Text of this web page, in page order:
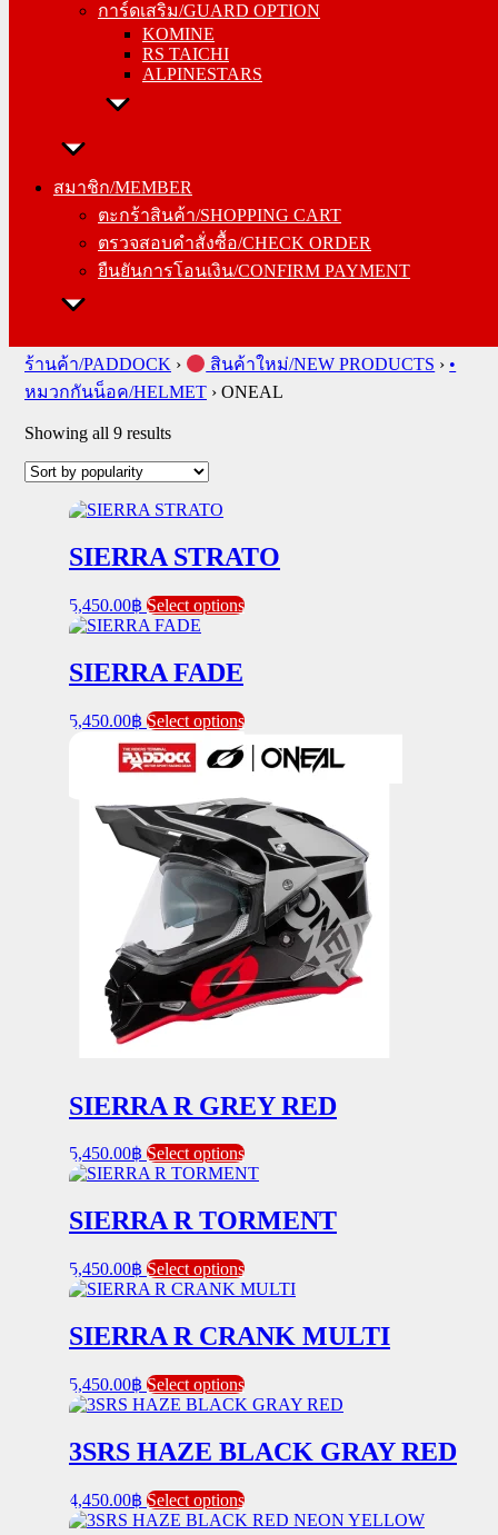
การ์ดเสริม/GUARD OPTION
KOMINE
RS TAICHI
ALPINESTARS
สมาชิก/MEMBER
ตะกร้าสินค้า/SHOPPING CART
ตรวจสอบคำสั่งซื้อ/CHECK ORDER
ยืนยันการโอนเงิน/CONFIRM PAYMENT
RS TAICHI
ALPINESTARS
สมาชิก/MEMBER
ตรวจสอบคำสั่งซื้อ/CHECK ORDER
ยืนยันการโอนเงิน/CONFIRM PAYMENT
ร้านค้า/PADDOCK › สินค้าใหม่/NEW PRODUCTS › •
หมวกกันน็อค/HELMET › ONEAL
Showing all 9 resultsSorted
popularity
SIERRA STRATO
5,450.00฿ Select optionsThis
options
may
on
the
product
page
SIERRA FADE
5,450.00฿ Select optionsThis
has
multiple
variants.
The
options
may
be
chosen
on
the
product
page
SIERRA R GREY RED
5,450.00฿ Select optionsThis
product
multiple
variants.
options
may
chosen
on
product
page
SIERRA R TORMENT
5,450.00฿ Select optionsThis
product
multiple
variants.
options
may
chosen
on
product
page
SIERRA R CRANK MULTI
5,450.00฿ Select optionsThis
product
multiple
variants.
options
may
3SRS HAZE BLACK GRAY RED
4,450.00฿ Select optionsThis
product